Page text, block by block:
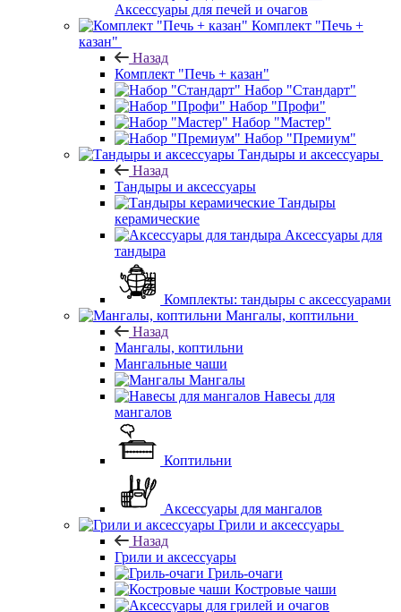
Аксессуары для печей и очагов
Комплект "Печь +
казан"
Назад
Комплект "Печь + казан"
Набор "Стандарт"
Набор "Профи"
Набор "Мастер"
Набор "Премиум"
Тандыры и аксессуары
Назад
Тандыры и аксессуары
Тандыры
керамические
Аксессуары для
тандыра
Комплекты: тандыры с аксессуарами
Мангалы, коптильни
Назад
Мангалы, коптильни
Мангальные чаши
Мангалы
Навесы для
мангалов
Коптильни
Аксессуары для мангалов
Грили и аксессуары
Назад
Грили и аксессуары
Гриль-очаги
Костровые чаши